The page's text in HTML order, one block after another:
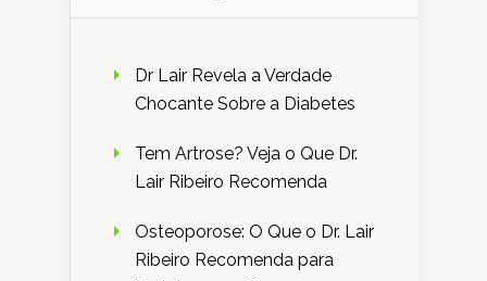
Dr Lair Revela a Verdade
Chocante Sobre a Diabetes
Tem Artrose? Veja o Que Dr.
Lair Ribeiro Recomenda
Osteoporose: O Que o Dr. Lair
Ribeiro Recomenda para